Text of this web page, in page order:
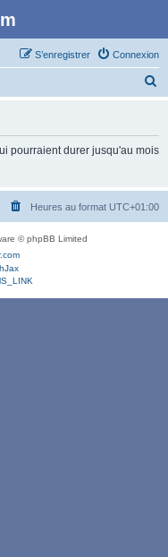
Connexion
S’enregistrer
c
pourraient durer jusqu'au mois
Heures au format UTC+01:00
© phpBB Limited